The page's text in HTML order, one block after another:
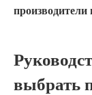
выбрать